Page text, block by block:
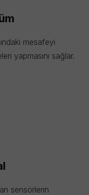
mesafeyi
yapmasını sağlar.
sensörlerin